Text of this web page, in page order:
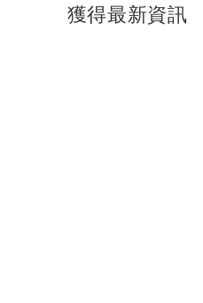
獲得最新資訊